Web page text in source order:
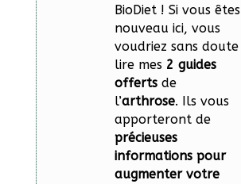
BioDiet ! Si vous êtes
nouveau ici, vous
voudriez sans doute
lire mes 2 guides
offerts de
l’arthrose. Ils vous
apporteront de
précieuses
informations pour
augmenter votre